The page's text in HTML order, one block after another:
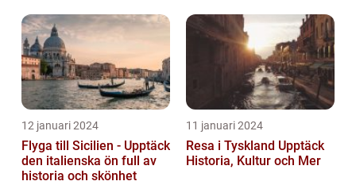
12 januari 2024
Flyga till Sicilien - Upptäck
den italienska ön full av
historia och skönhet
11 januari 2024
Resa i Tyskland Upptäck
Historia, Kultur och Mer